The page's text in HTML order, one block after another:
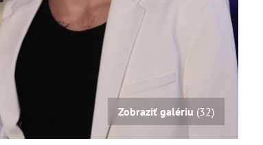
Zobraziť galériu (32)